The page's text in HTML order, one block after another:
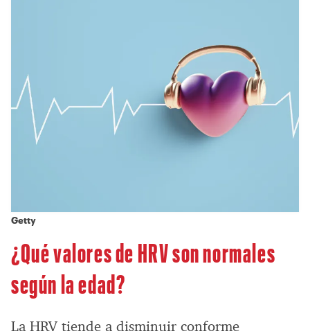
Getty
¿Qué valores de HRV son normales
según la edad?
La HRV tiende a disminuir conforme